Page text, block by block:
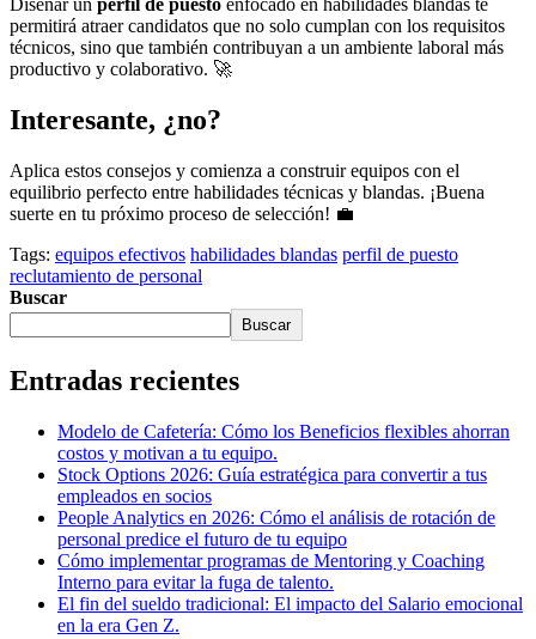
Diseñar un perfil de puesto enfocado en habilidades blandas te
permitirá atraer candidatos que no solo cumplan con los requisitos
técnicos, sino que también contribuyan a un ambiente laboral más
productivo y colaborativo. 🚀
Interesante, ¿no?
Aplica estos consejos y comienza a construir equipos con el
equilibrio perfecto entre habilidades técnicas y blandas. ¡Buena
suerte en tu próximo proceso de selección! 💼
Tags: equipos efectivos habilidades blandas perfil de puesto
reclutamiento de personal
Buscar
Buscar
Entradas recientes
Modelo de Cafetería: Cómo los Beneficios flexibles ahorran
costos y motivan a tu equipo.
Stock Options 2026: Guía estratégica para convertir a tus
empleados en socios
People Analytics en 2026: Cómo el análisis de rotación de
personal predice el futuro de tu equipo
Cómo implementar programas de Mentoring y Coaching
Interno para evitar la fuga de talento.
El fin del sueldo tradicional: El impacto del Salario emocional
en la era Gen Z.